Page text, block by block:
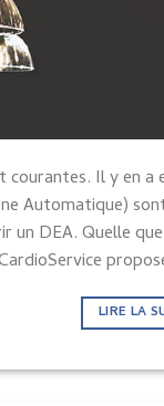
courantes. Il y en
Automatique)
un DEA. Quelle
LIRE LA